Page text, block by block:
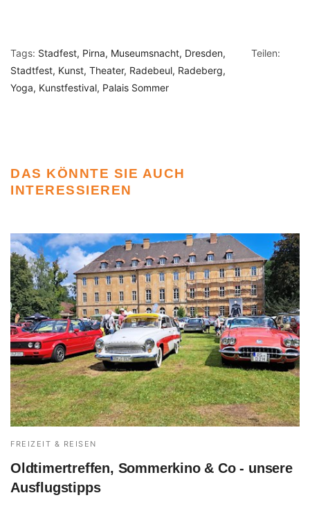
Tags: Stadfest Pirna Museumsnacht Dresden
Stadtfest Kunst Theater Radebeul Radeberg
Yoga Kunstfestival Palais Sommer
Teilen:
DAS KÖNNTE SIE AUCH
INTERESSIEREN
FREIZEIT & REISEN
Oldtimertreffen, Sommerkino & Co - unsere
Ausflugstipps